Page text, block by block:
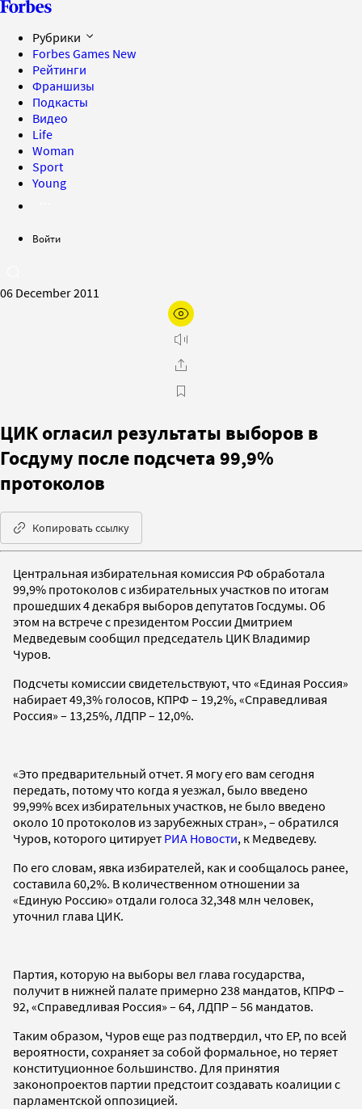
Рубрики
Forbes Games New
Рейтинги
Франшизы
Подкасты
Видео
Life
Woman
Sport
Young
Войти
06 December 2011
ЦИК огласил результаты выборов в
Госдуму после подсчета 99,9%
протоколов
Копировать ссылку
Центральная избирательная комиссия РФ обработала
99,9% протоколов с избирательных участков по итогам
прошедших 4 декабря выборов депутатов Госдумы. Об
этом на встрече с президентом России Дмитрием
Медведевым сообщил председатель ЦИК Владимир
Чуров.
Подсчеты комиссии свидетельствуют, что «Единая Россия»
набирает 49,3% голосов, КПРФ – 19,2%, «Справедливая
Россия» – 13,25%, ЛДПР – 12,0%.
«Это предварительный отчет. Я могу его вам сегодня
передать, потому что когда я уезжал, было введено
99,99% всех избирательных участков, не было введено
около 10 протоколов из зарубежных стран», – обратился
Чуров, которого цитирует РИА Новости, к Медведеву.
По его словам, явка избирателей, как и сообщалось ранее,
составила 60,2%. В количественном отношении за
«Единую Россию» отдали голоса 32,348 млн человек,
уточнил глава ЦИК.
Партия, которую на выборы вел глава государства,
получит в нижней палате примерно 238 мандатов, КПРФ –
92, «Справедливая Россия» – 64, ЛДПР – 56 мандатов.
Таким образом, Чуров еще раз подтвердил, что ЕР, по всей
вероятности, сохраняет за собой формальное, но теряет
конституционное большинство. Для принятия
законопроектов партии предстоит создавать коалиции с
парламентской оппозицией.